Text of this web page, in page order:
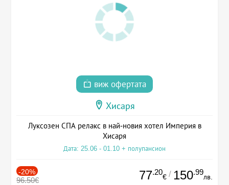
виж офертата
Хисаря
Луксозен СПА релакс в най-новия хотел Империя в
Хисаря
Дата: 25.06 - 01.10 + полупансион
-20%
96.50€ 77.20
€ / 150.99
лв.